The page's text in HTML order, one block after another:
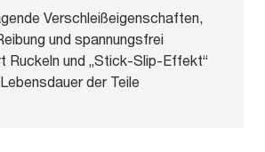
Verschleißeigenschaften,
und spannungsfrei
Ruckeln und „Stick-Slip-Effekt“
der Teile